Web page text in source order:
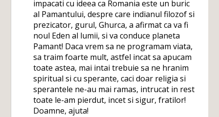
impacati cu ideea ca Romania este un buric
al Pamantului, despre care indianul filozof si
prezicator, gurul, Ghurca, a afirmat ca va fi
noul Eden al lumii, si va conduce planeta
Pamant! Daca vrem sa ne programam viata,
sa traim foarte mult, astfel incat sa apucam
toate astea, mai intai trebuie sa ne hranim
spiritual si cu sperante, caci doar religia si
sperantele ne-au mai ramas, intrucat in rest
toate le-am pierdut, incet si sigur, fratilor!
Doamne, ajuta!